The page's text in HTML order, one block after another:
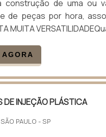
construção de uma ou
de peças por hora,
MUITA
DE INJEÇÃO PLÁSTICA
PAULO - SP